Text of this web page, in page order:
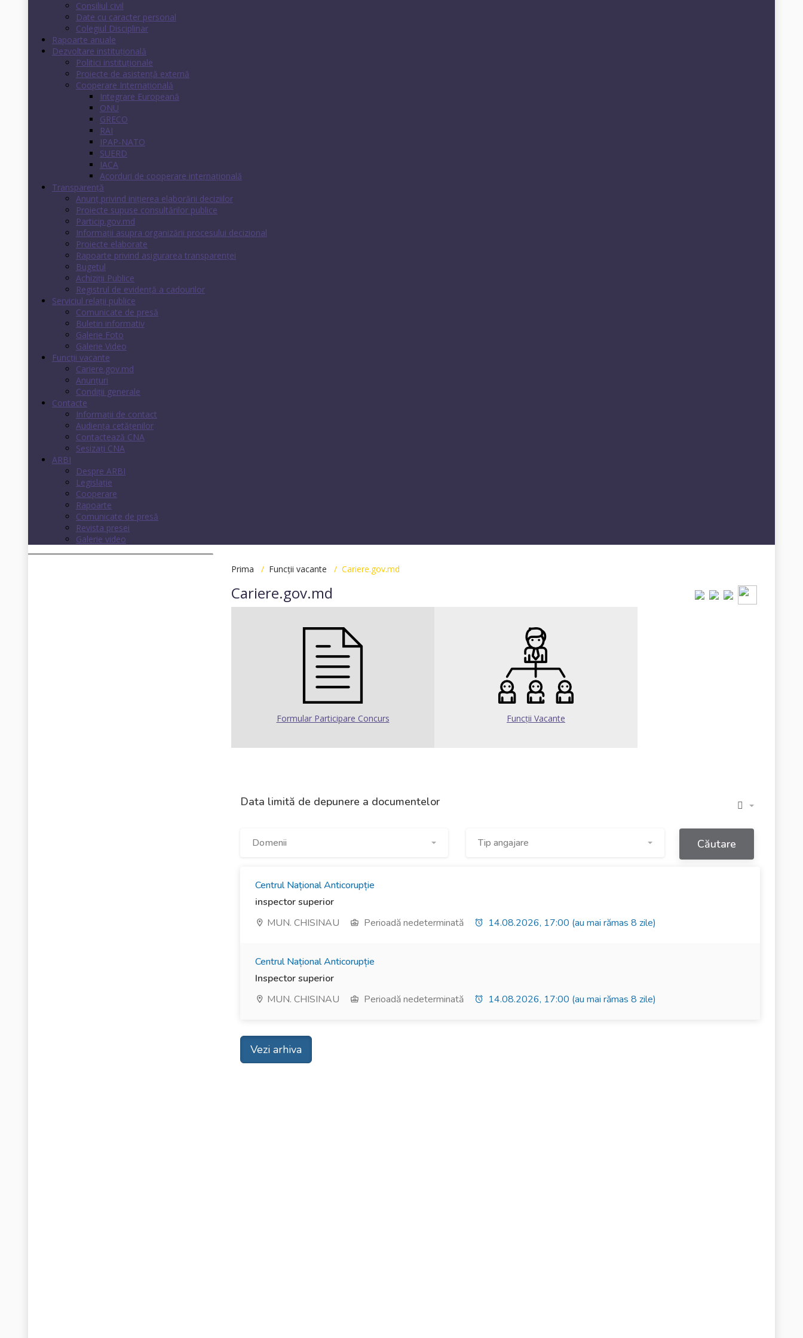
Consiliul civil
Date cu caracter personal
Colegiul Disciplinar
Rapoarte anuale
Dezvoltare instituţională
Politici instituţionale
Proiecte de asistenţă externă
Cooperare Internaţională
Integrare Europeană
ONU
GRECO
RAI
IPAP-NATO
SUERD
IACA
Acorduri de cooperare internaţională
Transparenţă
Anunț privind inițierea elaborării deciziilor
Proiecte supuse consultărilor publice
Particip.gov.md
Informații asupra organizării procesului decizional
Proiecte elaborate
Rapoarte privind asigurarea transparenţei
Bugetul
Achiziții Publice
Registrul de evidenţă a cadourilor
Serviciul relații publice
Comunicate de presă
Buletin informativ
Galerie Foto
Galerie Video
Funcții vacante
Cariere.gov.md
Anunţuri
Condiţii generale
Contacte
Informații de contact
Audienţa cetăţenilor
Contactează CNA
Sesizați CNA
ARBI
Despre ARBI
Legislație
Cooperare
Rapoarte
Comunicate de presă
Revista presei
Galerie video
Prima / Funcții vacante / Cariere.gov.md
Cariere.gov.md
Formular Participare Concurs Funcții Vacante